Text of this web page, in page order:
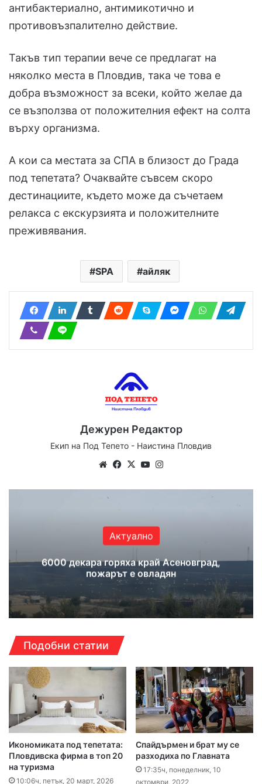
антибактериално, антимикотично и
противовъзпалително действие.
Такъв тип терапии вече се предлагат на
няколко места в Пловдив, така че това е
добра възможност за всеки, който желае да
се възползва от положителния ефект на солта
върху организма.
А кои са местата за СПА в близост до Града
под тепетата? Очаквайте съвсем скоро
дестинациите, където може да съчетаем
релакса с екскурзията и положителните
преживявания.
SPA айляк
Дежурен Редактор
Екип на Под Тепето - Наистина Пловдив
We
te
Fa
bo
X
Yo
ub ra
Актуално
6000 декара горяха край Асеновград,
пожарът е овладян
Подобни статии
Икономиката под тепетата:
Пловдивска фирма в топ 20
на туризма
10:06ч, петък, 20 март, 2026
Спайдърмен и брат му се
разходиха по Главната
17:35ч, понеделник, 10
октомври, 2022